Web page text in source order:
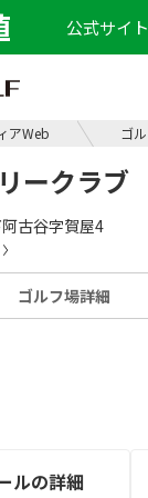
公式サイ
アWeb ゴ
ークラブ
古谷字賀屋4
ゴルフ場詳細
ルの詳細